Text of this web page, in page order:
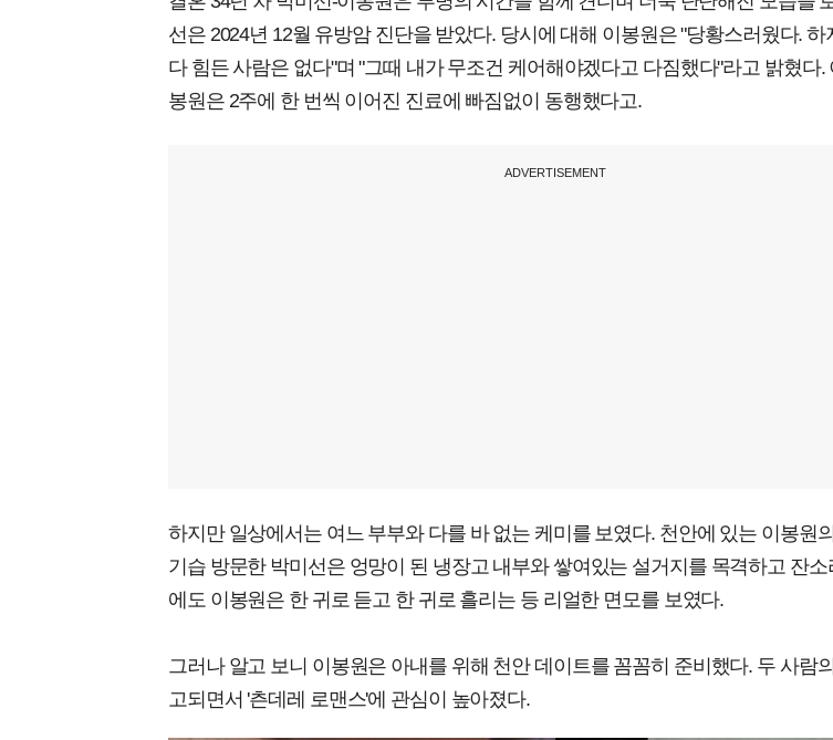
선은 2024년 12월 유방암 진단을 받았다. 당시에 대해 이봉원은 "당황스러웠다. 하
다 힘든 사람은 없다"며 "그때 내가 무조건 케어해야겠다고 다짐했다"라고 밝혔다.
봉원은 2주에 한 번씩 이어진 진료에 빠짐없이 동행했다고.
ADVERTISEMENT
하지만 일상에서는 여느 부부와 다를 바 없는 케미를 보였다. 천안에 있는 이봉원
기습 방문한 박미선은 엉망이 된 냉장고 내부와 쌓여있는 설거지를 목격하고 잔소
에도 이봉원은 한 귀로 듣고 한 귀로 흘리는 등 리얼한 면모를 보였다.
그러나 알고 보니 이봉원은 아내를 위해 천안 데이트를 꼼꼼히 준비했다. 두 사람
고되면서 '츤데레 로맨스'에 관심이 높아졌다.